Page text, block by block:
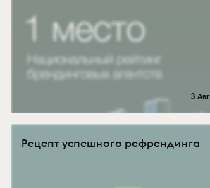
3 Авг
Рецепт успешного рефрендинга